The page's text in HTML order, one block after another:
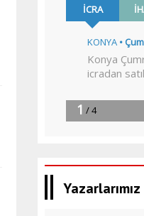
Yazarlarımız